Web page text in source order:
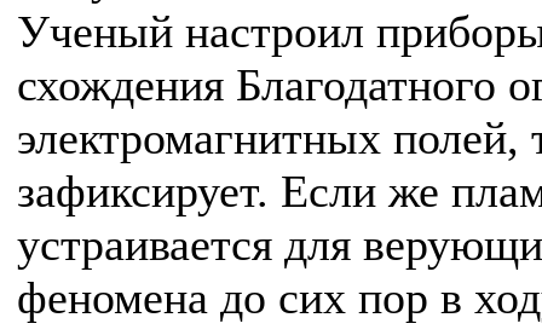
Ученый настроил
схождения Благодатного
электромагнитных полей,
зафиксирует. Если же
устраивается для
феномена до сих пор в